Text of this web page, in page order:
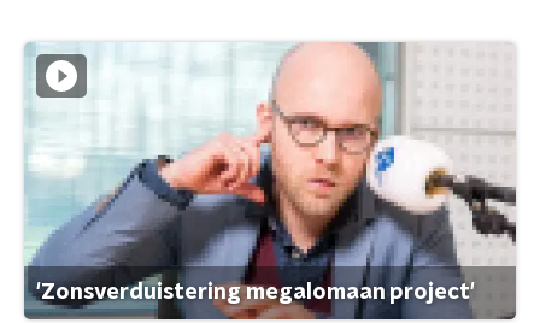
'Zonsverduistering megalomaan project'